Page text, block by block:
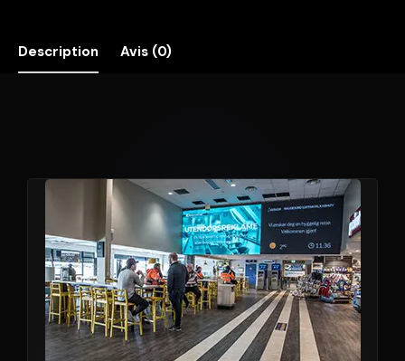
Description Avis (0)